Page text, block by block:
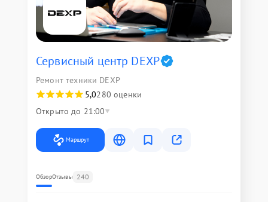
Сервисный центр DEXP
Ремонт техники DEXP
5,0280 оценки
Открыто до 21:00
Маршрут
ОбзорОтзывы 240